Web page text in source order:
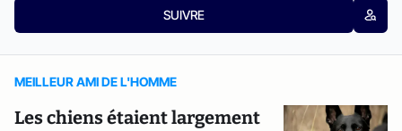
SUIVRE
MEILLEUR AMI DE L'HOMME
Les chiens étaient largement